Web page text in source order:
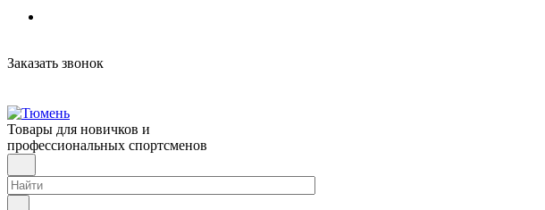
Заказать звонок
Товары для новичков и
профессиональных спортсменов